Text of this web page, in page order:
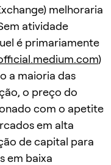
melhoraria
atividade
é primariamente
)
a maioria das
o preço do
com o apetite
em alta
de capital para
em baixa